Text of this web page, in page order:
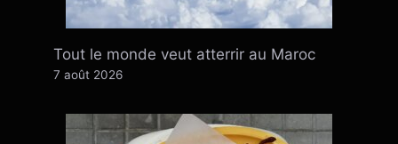
Tout le monde veut atterrir au Maroc
7 août 2026